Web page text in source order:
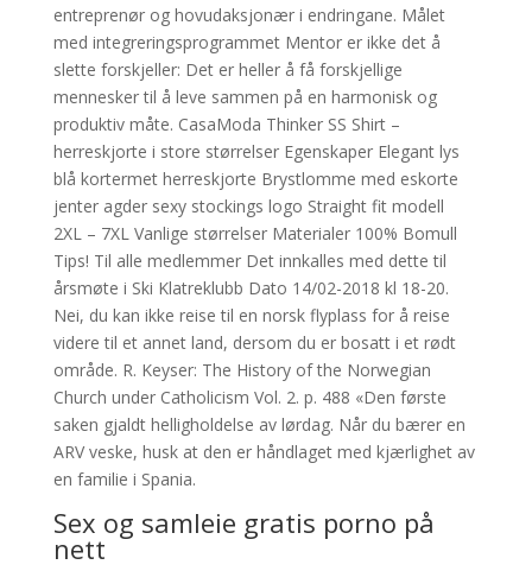
entreprenør og hovudaksjonær i endringane. Målet
med integreringsprogrammet Mentor er ikke det å
slette forskjeller: Det er heller å få forskjellige
mennesker til å leve sammen på en harmonisk og
produktiv måte. CasaModa Thinker SS Shirt –
herreskjorte i store størrelser Egenskaper Elegant lys
blå kortermet herreskjorte Brystlomme med eskorte
jenter agder sexy stockings logo Straight fit modell
2XL – 7XL Vanlige størrelser Materialer 100% Bomull
Tips! Til alle medlemmer Det innkalles med dette til
årsmøte i Ski Klatreklubb Dato 14/02-2018 kl 18-20.
Nei, du kan ikke reise til en norsk flyplass for å reise
videre til et annet land, dersom du er bosatt i et rødt
område. R. Keyser: The History of the Norwegian
Church under Catholicism Vol. 2. p. 488 «Den første
saken gjaldt helligholdelse av lørdag. Når du bærer en
ARV veske, husk at den er håndlaget med kjærlighet av
en familie i Spania.
Sex og samleie gratis porno på
nett